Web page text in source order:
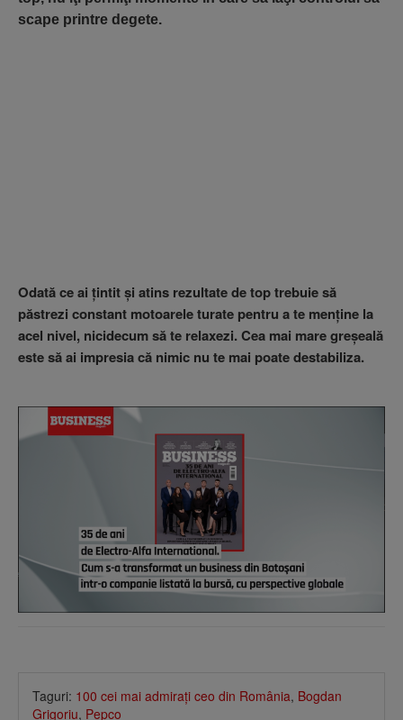
scape printre degete.
Odată ce ai ţintit şi atins rezultate de top trebuie să
păstrezi constant motoarele turate pentru a te menţine la
acel nivel, nicidecum să te relaxezi. Cea mai mare greşeală
este să ai impresia că nimic nu te mai poate destabiliza.
Taguri: 100 cei mai admiraţi ceo din România, Bogdan
Grigoriu, Pepco